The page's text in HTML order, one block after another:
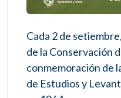
Cada 2 de
de la Conservación
conmemoración de
de Estudios y